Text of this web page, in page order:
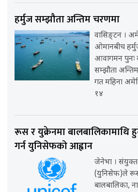
हर्मुज सम्झौता अन्तिम चरणमा
वासिङ्टन ।
ओमानबीच
आवागमन पुनः
सम्झौता
गत महिना
१४
रूस र युक्रेनमा बालबालिकामाथि
गर्न युनिसेफको आह्वान
जेनेभा । संयुक्त
(युनिसेफ)ले
बालबालिका,